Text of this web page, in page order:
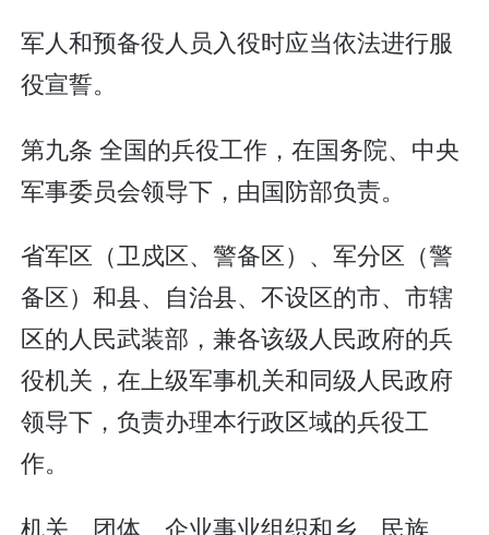
军人和预备役人员入役时应当依法进行服
役宣誓。
第九条 全国的兵役工作，在国务院、中央
军事委员会领导下，由国防部负责。
省军区（卫戍区、警备区）、军分区（警
备区）和县、自治县、不设区的市、市辖
区的人民武装部，兼各该级人民政府的兵
役机关，在上级军事机关和同级人民政府
领导下，负责办理本行政区域的兵役工
作。
机关、团体、企业事业组织和乡、民族